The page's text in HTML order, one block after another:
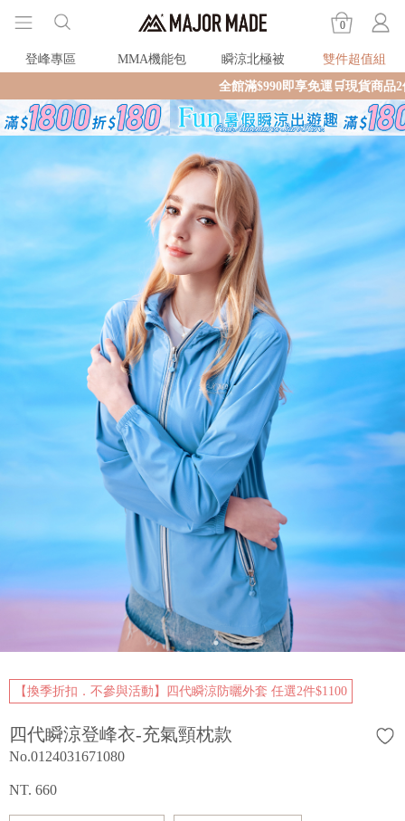
0
登峰專區 MMA機能包 瞬涼北極被
雙件超值組
全館滿$990即享免運🛒現貨商品2個工作天內火
【換季折扣．不參與活動】四代瞬涼防曬外套 任選2件$1100
四代瞬涼登峰衣-充氣頸枕款
No.0124031671080
NT. 660